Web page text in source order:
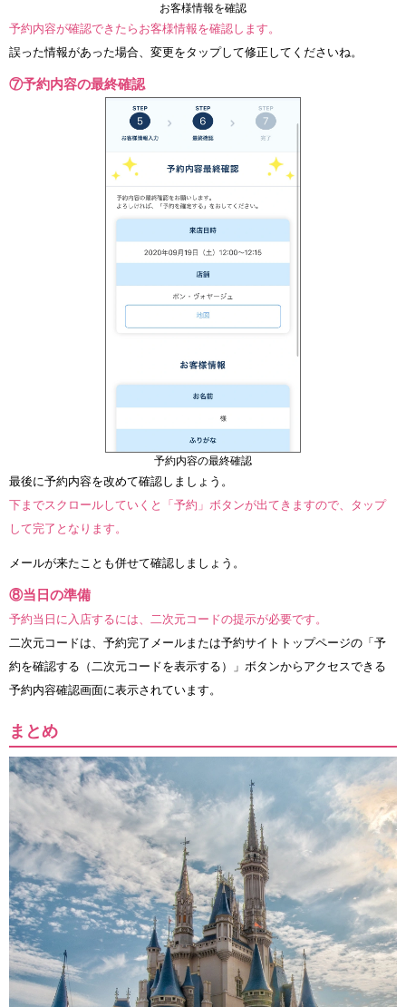
お客様情報を確認
予約内容が確認できたらお客様情報を確認します。
誤った情報があった場合、変更をタップして修正してくださいね。
⑦予約内容の最終確認
予約内容の最終確認
最後に予約内容を改めて確認しましょう。
下までスクロールしていくと「予約」ボタンが出てきますので、タップ
して完了となります。
メールが来たことも併せて確認しましょう。
⑧当日の準備
予約当日に入店するには、二次元コードの提示が必要です。
二次元コードは、予約完了メールまたは予約サイトトップページの「予
約を確認する（二次元コードを表示する）」ボタンからアクセスできる
予約内容確認画面に表示されています。
まとめ